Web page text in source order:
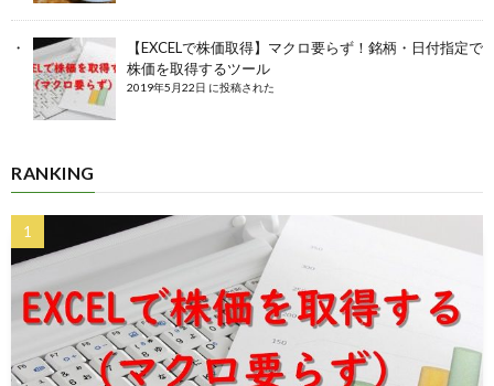
【EXCELで株価取得】マクロ要らず！銘柄・日付指定で
株価を取得するツール
2019年5月22日 に投稿された
RANKING